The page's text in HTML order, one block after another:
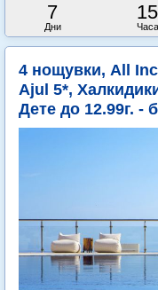
7
Дни
15
Часа
4 нощувки, All
Ajul 5*,
Дете до 12.99г. -